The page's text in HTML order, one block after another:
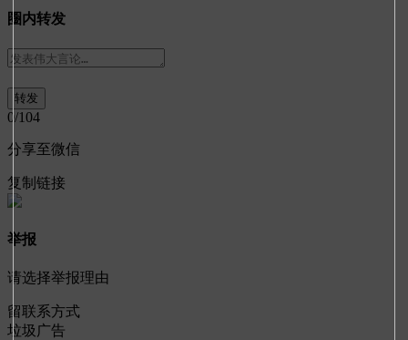
圈内转发
0/104
分享至微信
复制链接
举报
请选择举报理由
留联系方式
垃圾广告